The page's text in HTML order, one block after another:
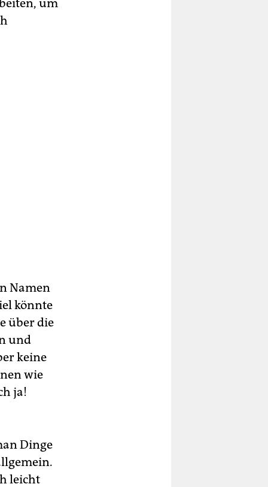
um
Namen
könnte
über die
und
keine
wie
ja!
Dinge
leicht